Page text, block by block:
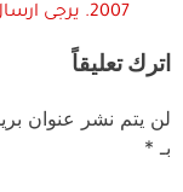
2007. يرجى ارسال ملاحظات لـ akkanet.net@gmail.com
اترك تعليقاً
لن يتم نشر عنوان
بـ *